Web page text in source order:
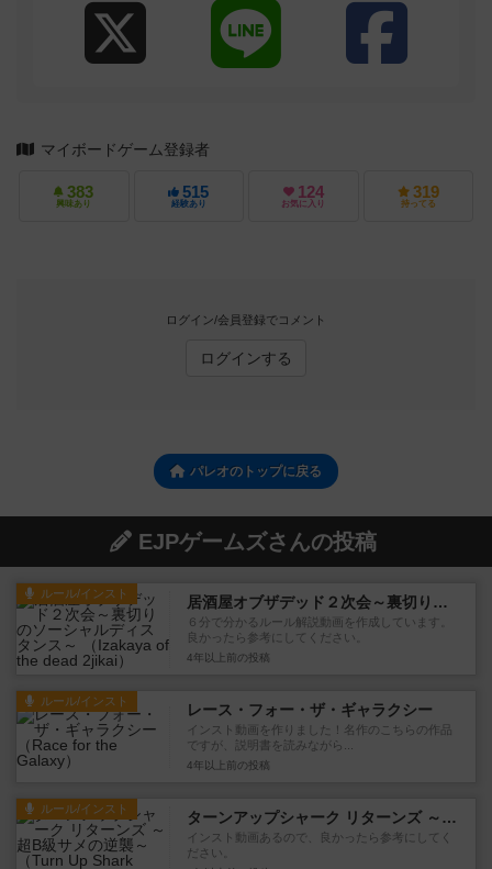
マイボードゲーム登録者
383
興味あり
515
経験あり
124
お気に入り
319
持ってる
ログイン/会員登録でコメント
ログインする
パレオのトップに戻る
EJPゲームズさんの投稿
ルール/インスト 居酒屋オブザデッド２次会～裏切りのソーシャルディスタンス～
６分で分かるルール解説動画を作成しています。
良かったら参考にしてください。
4年以上前 の投稿
ルール/インスト レース・フォー・ザ・ギャラクシー
インスト動画を作りました！名作のこちらの作品
ですが、説明書を読みながら...
4年以上前 の投稿
ルール/インスト ターンアップシャーク リターンズ ～超B級サメの逆襲～
インスト動画あるので、良かったら参考にしてく
ださい。